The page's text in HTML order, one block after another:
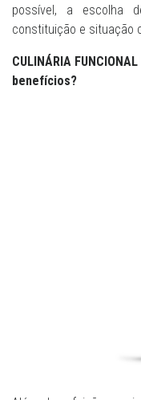
possível, a escolha
constituição e situação
CULINÁRIA
benefícios?